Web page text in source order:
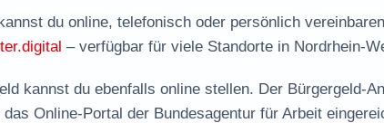
du online, telefonisch oder persönlich
– verfügbar für viele Standorte in Nordrhein-
kannst du ebenfalls online stellen. Der Bürgergeld-
Online-Portal der Bundesagentur für Arbeit